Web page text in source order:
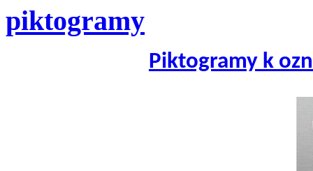
piktogramy
Piktogramy k